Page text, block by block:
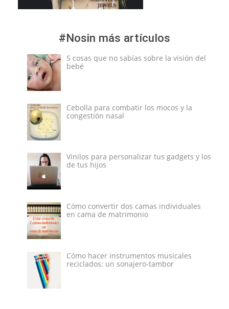
#Nosin más artículos
5 cosas que no sabías sobre la visión del
bebé
Cebolla para combatir los mocos y la
congestión nasal
Vinilos para personalizar tus gadgets y los
de tus hijos
Cómo convertir dos camas individuales
en cama de matrimonio
Cómo hacer instrumentos musicales
reciclados: un sonajero-tambor